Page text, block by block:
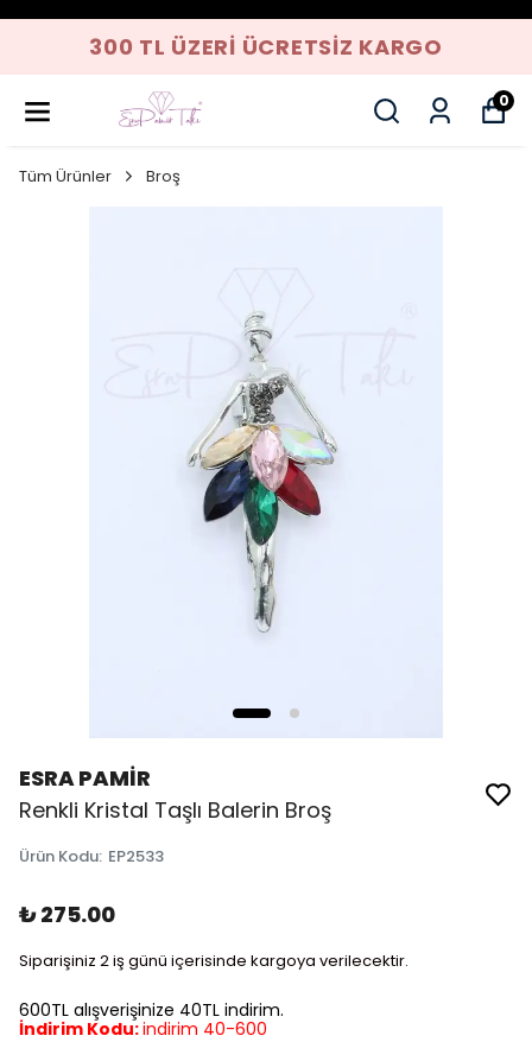
300 TL ÜZERI ÜCRETSIZ KARGO
0
Tüm Ürünler Broş
ESRA PAMİR
Renkli Kristal Taşlı Balerin Broş
Ürün Kodu: EP2533
₺ 275.00
Siparişiniz 2 iş günü içerisinde kargoya verilecektir.
600TL alışverişinize 40TL indirim.
İndirim Kodu:indirim 40-600